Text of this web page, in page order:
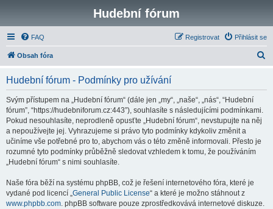
Hudební fórum
FAQ Přihlásit se
Registrovat
Obsah fóra
Hudební fórum - Podmínky pro užívání
Svým přístupem na „Hudební fórum“ (dále jen „my“, „naše“, „nás“, “Hudební
fórum”, “https://hudebniforum.cz:443”), souhlasíte s následujícími podmínkami.
Pokud nesouhlasíte, neprodleně opusťte „Hudební fórum“, nevstupujte na něj
a nepoužívejte jej. Vyhrazujeme si právo tyto podmínky kdykoliv změnit a
učiníme vše potřebné pro to, abychom vás o této změně informovali. Přesto je
rozumné tyto podmínky průběžně sledovat vzhledem k tomu, že používáním
„Hudební fórum“ s nimi souhlasíte.
Naše fóra běží na systému phpBB, což je řešení internetového fóra, které je
vydané pod licencí „General Public License“ a které je možno stáhnout z
www.phpbb.com. phpBB software pouze zprostředkovává internetové diskuze.